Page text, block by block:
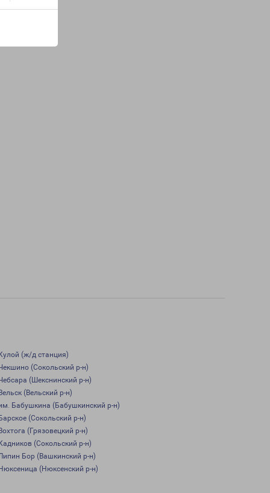
(ж/д станция)
(Сокольский р-н)
(Шекснинский р-н)
(Вельский р-н)
Бабушкина (Бабушкинский р-н)
(Сокольский р-н)
(Грязовецкий р-н)
(Сокольский р-н)
Бор (Вашкинский р-н)
(Нюксенский р-н)